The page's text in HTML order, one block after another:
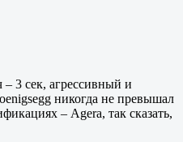
3 сек, агрессивный и
никогда не превышал
– Agera, так сказать,